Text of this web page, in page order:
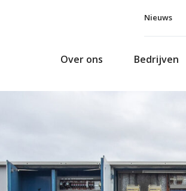
Nieuws
Over ons Bedrijven